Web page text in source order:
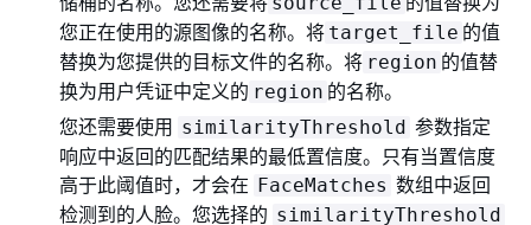
您正在使用的源图像的名称。将 target_file 的值
替换为您提供的目标文件的名称。将 region 的值替
换为用户凭证中定义的 region 的名称。
您还需要使用 similarityThreshold 参数指定
响应中返回的匹配结果的最低置信度。只有当置信度
高于此阈值时，才会在 FaceMatches 数组中返回
检测到的人脸。您选择的 similarityThreshold